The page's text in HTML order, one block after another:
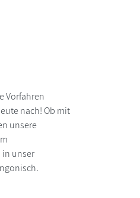
Vorfahren
nach! Ob mit
unsere
in unser